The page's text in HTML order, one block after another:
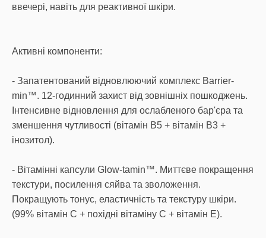
ввечері, навіть для реактивної шкіри.
Активні компоненти:
- Запатентований відновлюючий комплекс Barrier-
min™. 12-годинний захист від зовнішніх пошкоджень.
Інтенсивне відновлення для ослабленого бар'єра та
зменшення чутливості (вітамін B5 + вітамін B3 +
інозитол).
- Вітамінні капсули Glow-tamin™. Миттєве покращення
текстури, посилення сяйва та зволоження.
Покращують тонус, еластичність та текстуру шкіри.
(99% вітамін C + похідні вітаміну C + вітамін E).